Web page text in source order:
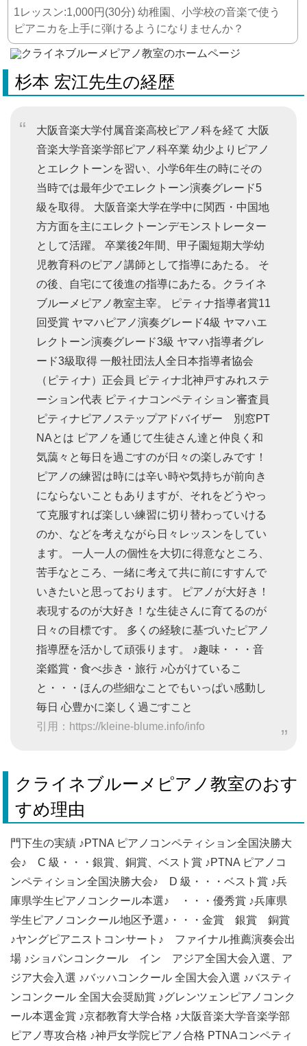
1レッスン:1,000円(30分) 幼稚園、小学校の音楽で使う
ピアニカを上手に弾けるようになりませんか？
杉本 宏江先生の経歴
大阪音楽大学付属音楽高校ピアノ科を経て 大阪
音楽大学音楽学部ピアノ科卒業 幼少よりピアノ
とエレクトーンを習い、小学6年生の時にその
当時では最年少でエレクトーン演奏グレード5
級を取得。 大阪音楽大学在学中に関西・中国地
方方面を主にエレクトーンデモンストレーター
として活躍。 卒業後2年間、甲子園短期大学幼
児教育科のピアノ講師として指導にあたる。 そ
の後、自宅にて後進の指導にあたる。クライネ
ブルーメピアノ教室主宰。 ピティナ指導者賞11
回受賞 ヤマハピアノ演奏グレード4級 ヤマハエ
レクトーン演奏グレード3級 ヤマハ指導者グレ
ード3級取得 一般社団法人全日本指導者協会
（ピティナ）正会員 ピティナ北神戸すみれステ
ーション代表 ピティナコンペティション審査員
ピティナピアノステップアドバイザー 別窓PT
NAとは ピアノを通じて生徒さん達と仲良く和
気藹々と毎日を過ごすのが日々の楽しみです！
ピアノの練習は時には辛い時や気持ちが前向き
にならないこともありますが、それをどうやっ
て克服すれば楽しい練習に切り替わっていける
のか、などを考えながら日々レッスンをしてい
ます。 一人一人の個性を大切に得意なところ、
苦手なところ、一緒に考えて共に前にすすんで
いきたいと思っております。 ピアノが大好き！
表現するのが大好き！な生徒さんに育てるのが
日々の目標です。 多くの経験に基づいたピアノ
指導歴を活かして頑張ります。 ♪趣味・・・音
楽鑑賞・食べ歩き・旅行 ♪心がけているこ
と・・・ほんの些細なことでもいっぱい感動し
毎日 心豊かに楽しく過ごすこと
引用：https://kleine-blume.info/info
クライネブルーメピアノ教室のおす
すめ理由
門下生の実績 ♪PTNA ピアノコンペティション全国決勝大
会♪ C 級・・・銀賞、銅賞、ベスト賞 ♪PTNA ピアノコ
ンペティション全国決勝大会♪ D 級・・・ベスト賞 ♪兵
庫県学生ピアノコンクール本選♪ ・・・優秀賞 ♪兵庫県
学生ピアノコンクール地区予選♪・・・金賞 銀賞 銅賞
♪ヤングピアニストコンサート♪ ファイナル推薦演奏会出
場 ♪ショパンコンクール イン アジア全国大会入選、ア
ジア大会入選 ♪バッハコンクール 全国大会入選 ♪バスティ
ンコンクール 全国大会奨励賞 ♪グレンツェンピアノコンク
ール本選金賞 ♪京都教育大学合格 ♪大阪音楽大学音楽学部
ピアノ専攻合格 ♪神戸女学院ピアノ合格 PTNAコンペティ